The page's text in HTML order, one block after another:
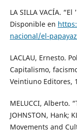
LA SILLA VACÍA.
Disponible en
nacional/el-
LACLAU, Ernesto.
Capitalismo,
Veintiuno Editores,
MELUCCI, Alberto.
JOHNSTON, Hank;
Movements and